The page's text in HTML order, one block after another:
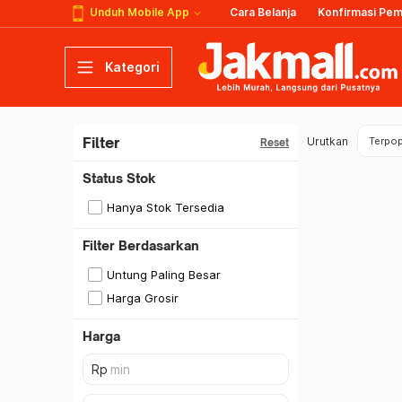
Unduh Mobile App Cara Belanja Konfirmasi
Kategori
Filter Reset
Status Stok
Hanya Stok Tersedia
Filter Berdasarkan
Untung Paling Besar
Harga Grosir
Harga
Urutkan